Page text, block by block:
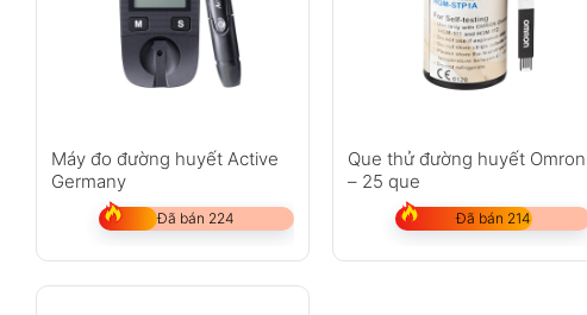
Máy đo đường huyết Active
Germany
Đã bán 224
Que thử đường huyết Omron
– 25 que
Đã bán 214